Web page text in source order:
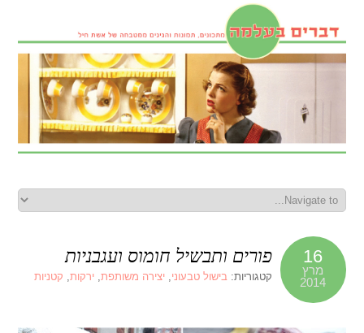
16
מרץ
2014
פורים ותבשיל חומוס ועגבניות
קטגוריות:בישול טבעוני,יצירה משותפת,ירקות, קטניות